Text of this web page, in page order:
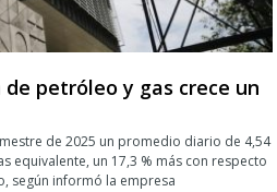
petróleo y gas crece un
de 2025 un promedio diario de 4,54
equivalente, un 17,3 % más con respecto
según informó la empresa